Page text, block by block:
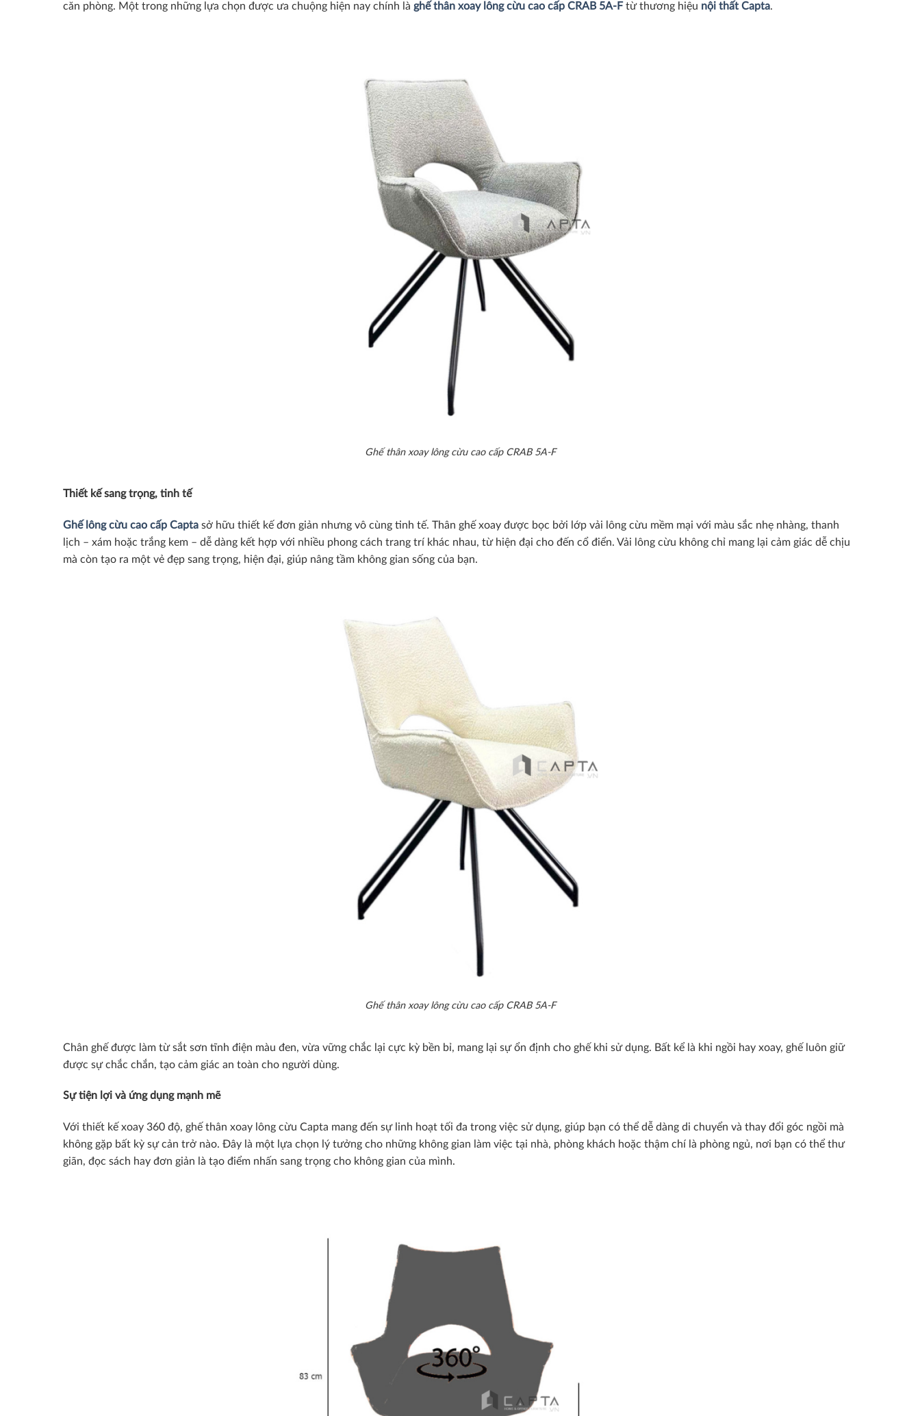
căn phòng. Một trong những lựa chọn được ưa chuộng hiện nay chính là ghế thân xoay lông cừu cao cấp CRAB 5A-Ftừ thương hiệu nội thất Capta.
Ghế thân xoay lông cừu cao cấp CRAB 5A-F
Thiết kế sang trọng, tinh tế
Ghế lông cừu cao cấp Capta sở hữu thiết kế đơn giản nhưng vô cùng tinh tế. Thân ghế xoay được bọc bởi lớp vải lông cừu mềm mại với màu sắc nhẹ nhàng, thanh
lịch – xám hoặc trắng kem – dễ dàng kết hợp với nhiều phong cách trang trí khác nhau, từ hiện đại cho đến cổ điển. Vải lông cừu không chỉ mang lại cảm giác dễ chịu
mà còn tạo ra một vẻ đẹp sang trọng, hiện đại, giúp nâng tầm không gian sống của bạn.
Ghế thân xoay lông cừu cao cấp CRAB 5A-F
Chân ghế được làm từ sắt sơn tĩnh điện màu đen, vừa vững chắc lại cực kỳ bền bỉ, mang lại sự ổn định cho ghế khi sử dụng. Bất kể là khi ngồi hay xoay, ghế luôn giữ
được sự chắc chắn, tạo cảm giác an toàn cho người dùng.
Sự tiện lợi và ứng dụng mạnh mẽ
Với thiết kế xoay 360 độ, ghế thân xoay lông cừu Capta mang đến sự linh hoạt tối đa trong việc sử dụng, giúp bạn có thể dễ dàng di chuyển và thay đổi góc ngồi mà
không gặp bất kỳ sự cản trở nào. Đây là một lựa chọn lý tưởng cho những không gian làm việc tại nhà, phòng khách hoặc thậm chí là phòng ngủ, nơi bạn có thể thư
giãn, đọc sách hay đơn giản là tạo điểm nhấn sang trọng cho không gian của mình.